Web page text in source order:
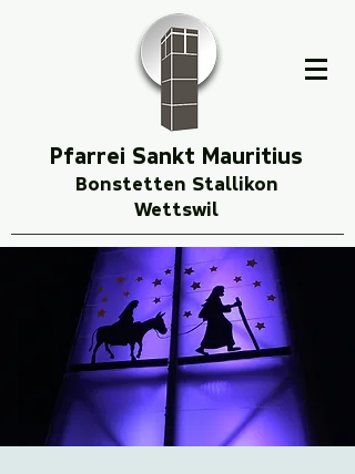
Pfarrei Sankt Mauritius
Bonstetten Stallikon
Wettswil